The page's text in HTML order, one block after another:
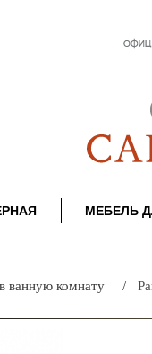
МЕБЕЛЬ
ванную комнату